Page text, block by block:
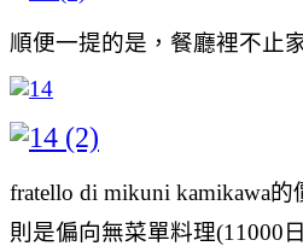
順便一提的是，餐廳裡不止
fratello di mikuni kamikawa
則是偏向無菜單料理(11000